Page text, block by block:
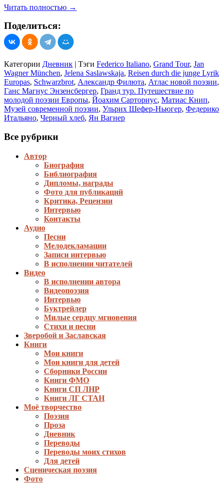
Читать полностью →
Поделиться:
Категории Дневник | Тэги Federico Italiano, Grand Tour, Jan
Wagner München, Jelena Saslawskaja, Reisen durch die junge Lyrik
Europas, Schwarzbrot, Александр Филюта, Атлас новой поэзии,
Ганс Магнус Энзенсбергер, Гранд тур. Путешествие по
молодой поэзии Европы, Йоахим Сарториус, Матиас Книп,
Музей современной поэзии, Ульрих Шефер-Ньюгер, Федерико
Итальяно, Черный хлеб, Ян Вагнер
Все рубрики
Автор
Биография
Библиография
Дипломы, награды
Фото для публикаций
Критика, Рецензии
Интервью
Контакты
Аудио
Песни
Мелодекламации
Записи интервью
В исполнении читателей
Видео
В исполнении автора
Видеопоэзия
Интервью
Буктрейлер
Милые сердцу мгновения
Стихи и песни
Зверобой и Заславская
Книги
Мои книги
Мои книги для детей
Сборники России
Книги ФМО
Книги СП ЛНР
Книги ЛГ СТАН
Моё творчество
Поэзия
Проза
Дневник
Переводы
Переводы моих стихов
Для детей
Сценическая поэзия
Фото